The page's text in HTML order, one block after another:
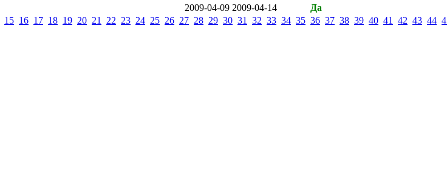
2009-04-09 2009-04-14
Да
15 16 17 18 19 20 21 22 23 24 25 26 27 28 29 30 31 32 33 34 35 36 37 38 39 40 41 42 43 44